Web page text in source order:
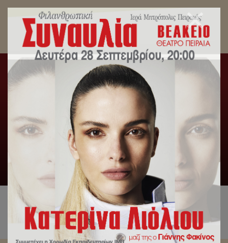
O Κατανυκτικός Εσπερινός της Γ΄ Εβδομάδος
των Νηστειών στην Ι. Μητρόπολη Πειραιώς – Οι
Χαιρετισμοί του Σταυρού και το κήρυγμα του
Σεβασμιωτάτου.
Αρχική Slideshow, Γενική Κατηγορία Δελτία Τύπου
Λατρευτική Ζωή
/
O Κατανυκτικός Εσπερινός της Γ΄
Εβδομάδος των Νηστειών στην Ι. Μητρόπολη Πειραιώς – Οι
Χαιρετισμοί του Σταυρού και το κήρυγμα του Σεβασμιωτάτου.